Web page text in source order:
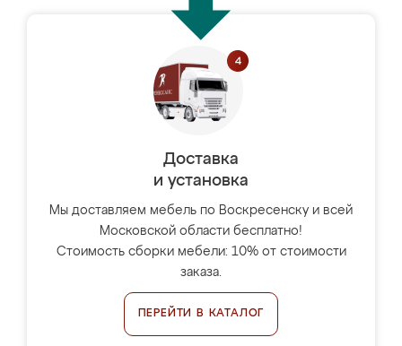
Доставка
и установка
Мы доставляем мебель по Воскресенску и всей
Московской области бесплатно!
Стоимость сборки мебели: 10% от стоимости
заказа.
ПЕРЕЙТИ В КАТАЛОГ